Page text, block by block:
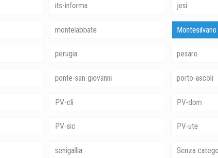
its-informa jesi
montelabbate Montesilvano
perugia pesaro
ponte-san-giovanni porto-ascoli
PV-cli PV-dom
PV-sic PV-ute
senigallia Senza